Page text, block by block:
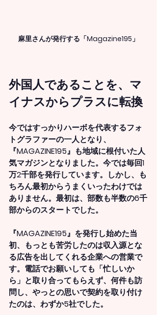
麻里さんが発行する「Magazine195」
外国人であることを、マ
イナスからプラスに転換
今ではすっかりハーボを代表するフォ
トグラファーの一人となり、
『MAGAZINE195』も地域に根付いた人
気マガジンとなりました。今では毎回1
万2千部を発行しています。しかし、も
ちろん最初からうまくいったわけでは
ありません。最初は、部数も半数の6千
部からのスタートでした。
『MAGAZINE195』を発行し始めた当
初、もっとも苦労したのは収入源とな
る広告を出してくれる企業への営業で
す。電話でお願いしても「忙しいか
ら」と取り合ってもらえず、何件も訪
問し、やっとの思いで契約を取り付け
たのは、わずか5社でした。